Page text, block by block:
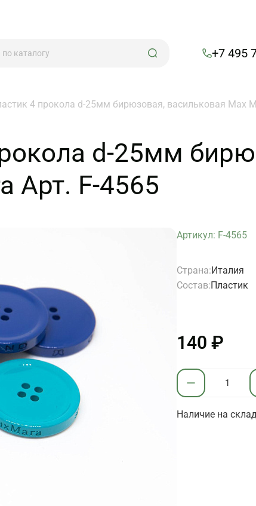
+7 495
4 прокола d-25мм бирюзовая, васильковая Max
d-25мм
Арт. F-4565
Артикул: F-4565
Страна:Италия
Состав:Пластик
140 ₽
Наличие на